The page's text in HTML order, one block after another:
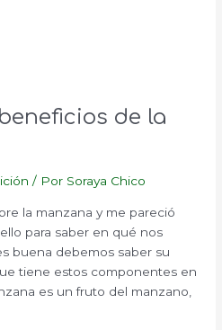
de la
/ Por Soraya Chico
la manzana y me pareció
para saber en qué nos
buena debemos saber su
tiene estos componentes en
es un fruto del manzano,